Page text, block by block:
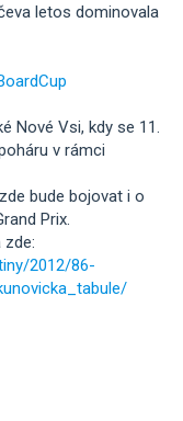
letos dominovala
Nové Vsi, kdy se 11.
v rámci
bude bojovat i o
Prix.
2012/86-